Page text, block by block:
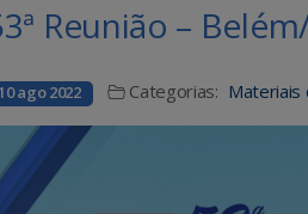
Reunião –
10 ago 2022 Categorias: Materiais